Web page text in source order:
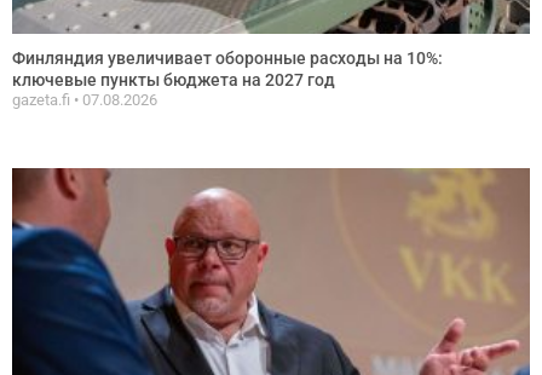
Финляндия увеличивает оборонные расходы на 10%:
ключевые пункты бюджета на 2027 год
gazeta.fi 07.08.2026